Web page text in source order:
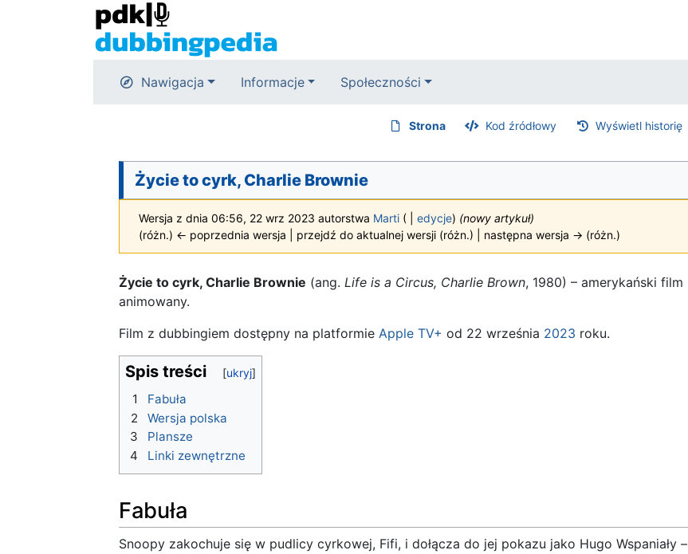
Nawigacja Informacje Społeczności
Strona Kod źródłowy Wyświetl historię
Życie to cyrk, Charlie Brownie
Wersja z dnia 06:56, 22 wrz 2023 autorstwa Marti ( edycje) (nowy artykuł)
(różn.) ← poprzednia wersja | przejdź do aktualnej wersji (różn.) | następna wersja → (różn.)
Życie to cyrk, Charlie Brownie (ang. Life is a Circus, Charlie Brown, 1980) – amerykański film
animowany.
Film z dubbingiem dostępny na platformie Apple TV+ od 22 września 2023 roku.
Spis treści
1
Fabuła
2
Wersja polska
3
Plansze
4
Linki zewnętrzne
Fabuła
Snoopy zakochuje się w pudlicy cyrkowej, Fifi, i dołącza do jej pokazu jako Hugo Wspaniały –